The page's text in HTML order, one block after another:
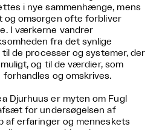
i nye sammenhænge, mens
og omsorgen ofte forbliver
I værkerne vandrer
fra det synlige
de processer og systemer, der
og til de værdier, som
forhandles og omskrives.
Djurhuus er myten om Fugl
for undersøgelsen af
af erfaringer og menneskets